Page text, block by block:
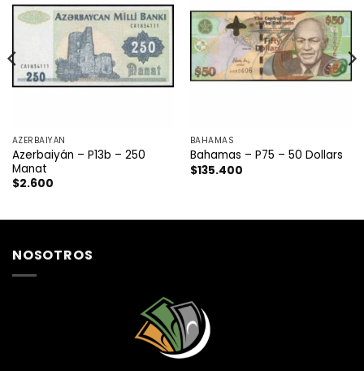
AZERBAIYÁN
Azerbaiyán – P13b – 250
Manat
$2.600
BAHAMAS
Bahamas – P75 – 50 Dollars
$135.400
NOSOTROS